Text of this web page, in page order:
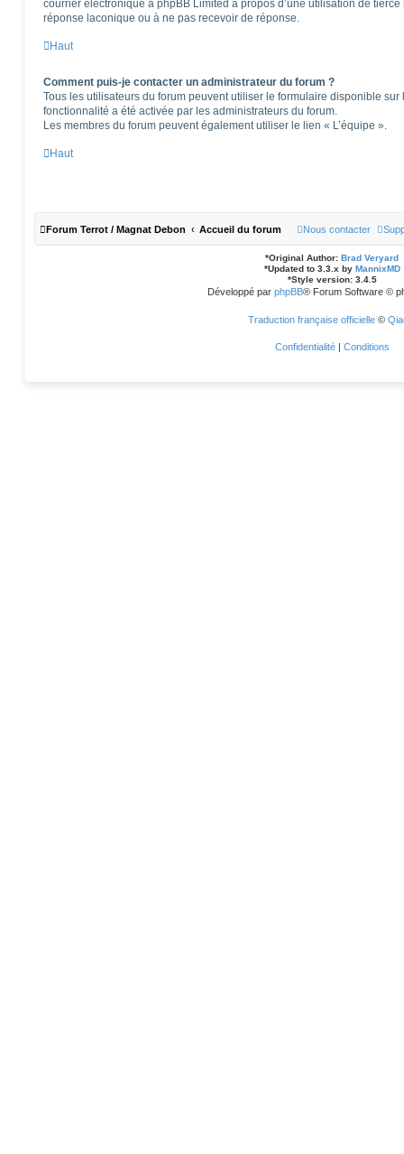
courrier électronique à phpBB Limited à propos d’une utilisation de
réponse laconique ou à ne pas recevoir de réponse.
Haut
Comment puis-je contacter un administrateur du forum ?
Tous les utilisateurs du forum peuvent utiliser le formulaire disponible
fonctionnalité a été activée par les administrateurs du forum.
Les membres du forum peuvent également utiliser le lien « L’équipe ».
Haut
Forum Terrot / Magnat Debon Accueil du forum Nous contacter
*Original Author: Brad Veryard
*Updated to 3.3.x by MannixMD
*Style version: 3.4.5
Développé par phpBB® Forum Software ©
Traduction française officielle©
Confidentialité | Conditions